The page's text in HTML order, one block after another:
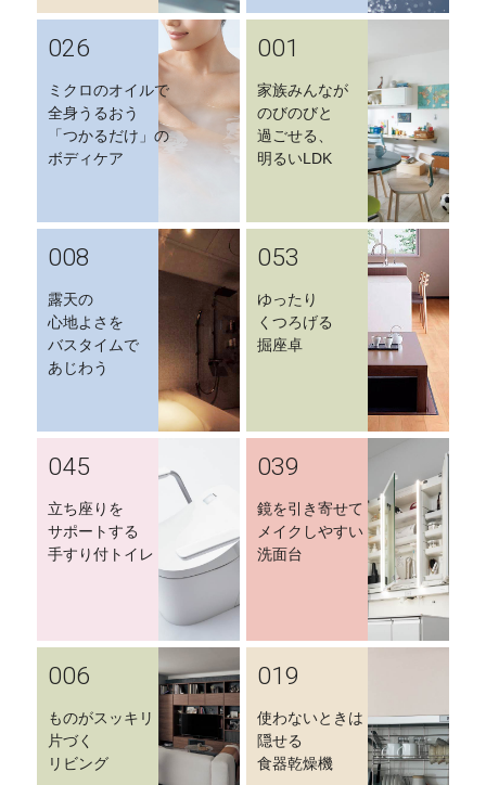
026
ミクロのオイルで
全身うるおう
「つかるだけ」の
ボディケア
001
家族みんなが
のびのびと
過ごせる、
明るいLDK
008
露天の
心地よさを
バスタイムで
あじわう
053
ゆったり
くつろげる
掘座卓
045
立ち座りを
サポートする
手すり付トイレ
039
鏡を引き寄せて
メイクしやすい
洗面台
006
ものがスッキリ
片づく
リビング
019
使わないときは
隠せる
食器乾燥機